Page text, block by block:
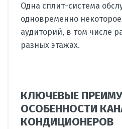
Одна сплит-система
одновременно
аудиторий, в том числе
разных этажах.
КЛЮЧЕВЫЕ
ОСОБЕННОСТИ
КОНДИЦИОНЕРОВ